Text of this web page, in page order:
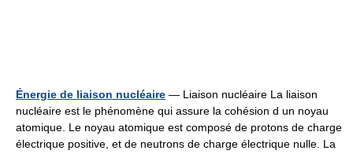
Énergie de liaison nucléaire — Liaison nucléaire La liaison
nucléaire est le phénomène qui assure la cohésion d un noyau
atomique. Le noyau atomique est composé de protons de charge
électrique positive, et de neutrons de charge électrique nulle. La